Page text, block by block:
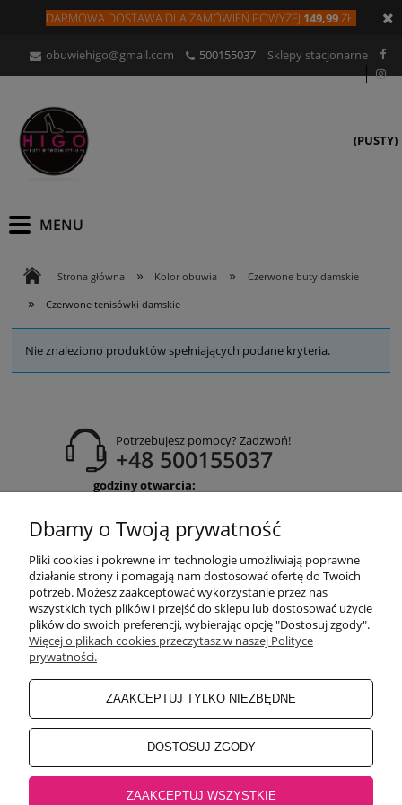
DARMOWA DOSTAWA DLAZAMÓWIEŃ POWYŻEJ 149,99ZŁ.
obuwiehigo@gmail.com 500155037 Sklepy stacjonarne
(PUSTY)
Strona główna » Kolor obuwia » Czerwone buty damskie
» Czerwone tenisówki damskie
Nie znaleziono produktów spełniających podane kryteria.
Potrzebujesz pomocy? Zadzwoń!
+48 500155037
godziny otwarcia:
obuwiehigo@gmail.com
WARUNKI ZAKUPÓW
MOJE KONTO
INFORMACJE O SKLEPIE
BEZPIECZNE PŁATNOŚCI
32-500 Chrzanów, Rynek 18 |Salon Jaworzno
Dbamy o Twoją prywatność
Pliki cookies i pokrewne im technologie umożliwiają poprawne
działanie strony i pomagają nam dostosować ofertę do Twoich
potrzeb. Możesz zaakceptować wykorzystanie przez nas
wszystkich tych plików i przejść do sklepu lub dostosować użycie
plików do swoich preferencji, wybierając opcję "Dostosuj zgody".
Więcej o plikach cookies przeczytasz w naszej Polityce
prywatności.
ZAAKCEPTUJ TYLKO NIEZBĘDNE
DOSTOSUJ ZGODY
ZAAKCEPTUJ WSZYSTKIE